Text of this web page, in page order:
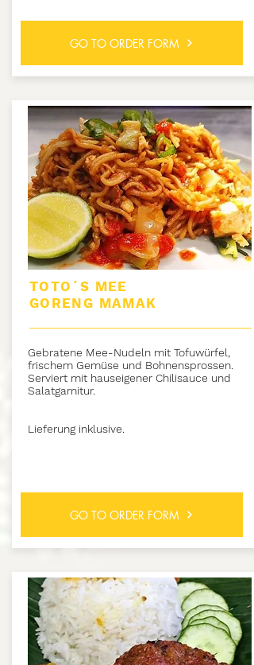
GO TO ORDER FORM
TOTO´S MEE
GORENG MAMAK
Gebratene Mee-Nudeln mit Tofuwürfel,
frischem Gemüse und Bohnensprossen.
Serviert mit hauseigener Chilisauce und
Salatgarnitur.
Lieferung inklusive.
GO TO ORDER FORM